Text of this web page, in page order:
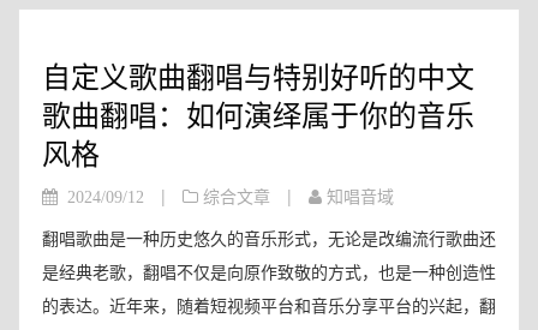
自定义歌曲翻唱与特别好听的中文
歌曲翻唱：如何演绎属于你的音乐
风格
2024/09/12 | 综合文章 | 知唱音域
翻唱歌曲是一种历史悠久的音乐形式，无论是改编流行歌曲还
是经典老歌，翻唱不仅是向原作致敬的方式，也是一种创造性
的表达。近年来，随着短视频平台和音乐分享平台的兴起，翻